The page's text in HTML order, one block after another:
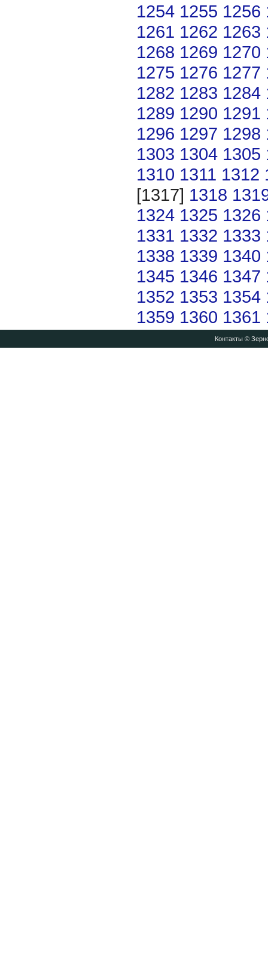
1254 1255 1256
1261 1262 1263
1268 1269 1270
1275 1276 1277
1282 1283 1284
1289 1290 1291
1296 1297 1298
1303 1304 1305
1310 1311 1312
[1317] 1318
1324 1325 1326
1331 1332 1333
1338 1339 1340
1345 1346 1347
1352 1353 1354
1359 1360 1361
Контакты©